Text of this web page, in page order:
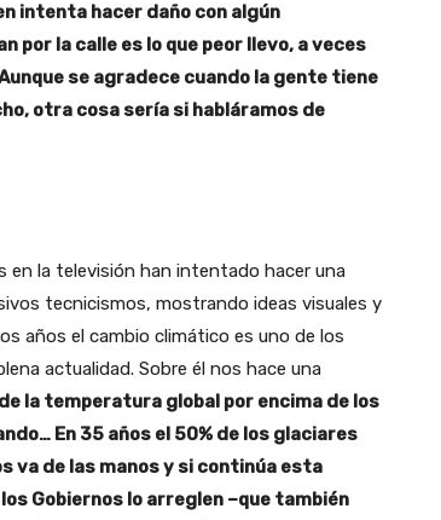
intenta hacer daño con algún
por la calle es lo que peor llevo, a veces
se agradece cuando la gente tiene
otra cosa sería si habláramos de
en la televisión han intentado hacer una
tecnicismos, mostrando ideas visuales y
años el cambio climático es uno de los
actualidad. Sobre él nos hace una
la temperatura global por encima de los
En 35 años el 50% de los glaciares
va de las manos y si continúa esta
Gobiernos lo arreglen –que también